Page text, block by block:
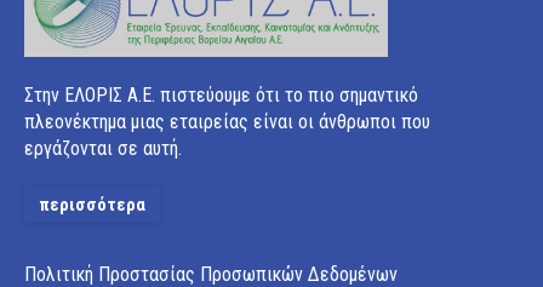
Στην ΕΛΟΡΙΣ Α.Ε. πιστεύουμε ότι το πιο σημαντικό
πλεονέκτημα μιας εταιρείας είναι οι άνθρωποι που
εργάζονται σε αυτή.
περισσότερα
Πολιτική Προστασίας Προσωπικών Δεδομένων